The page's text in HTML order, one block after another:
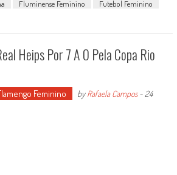
Fluminense Feminino
Futebol Feminino
Heips Por 7 A 0 Pela Copa Rio
Feminino byRafaela Campos- 24